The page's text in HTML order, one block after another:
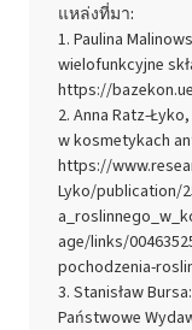
แหล่งที่มา:
Paulina
wielofunkcyjne
https://
Anna Ratz-
w kosmetykach
https://
Lyko/publication/
age/links/
pochodzenia-
Stanisław
Państwowe